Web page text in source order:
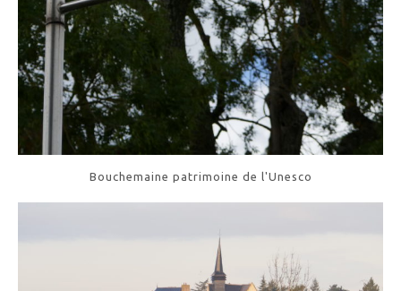
Bouchemaine patrimoine de l'Unesco